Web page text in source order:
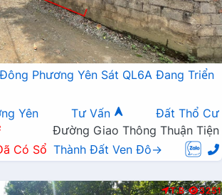
Phương Yên Sát QL6A Đang Triển
Yên Tư Vấn
Đất Thổ Cư
Đường Giao Thông Thuận Tiện
Có Sổ Thành Đất Ven Đô→
T.B 3251